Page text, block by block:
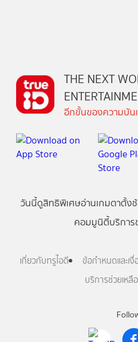
THE NEXT
อีกขั้นของความบัน
วันนี้ดูสิทธิพิเศษอ่านเกมตาตั้ง
คอมมูนิตี้บริการ
เกี่ยวกับทรูไอดี ข้อกำหนดและเงื่
บริการช่วยเหลือ